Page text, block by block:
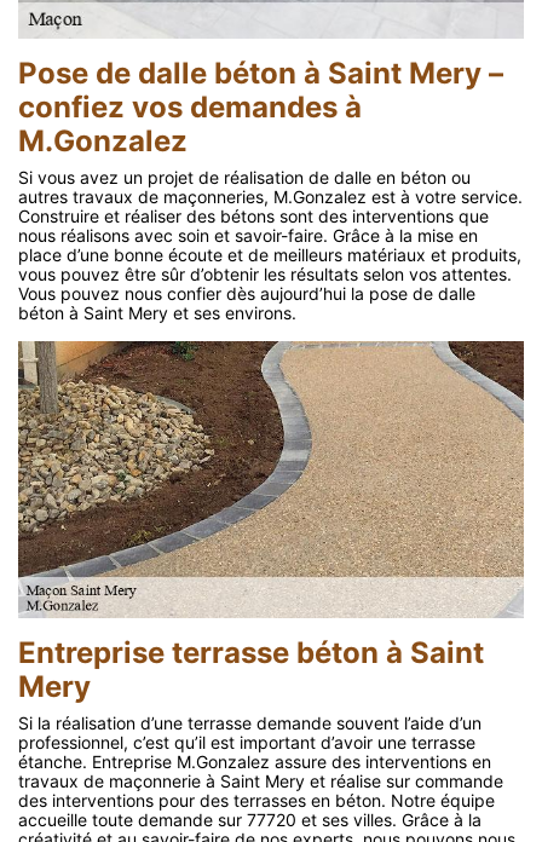
Pose de dalle béton à Saint Mery –
confiez vos demandes à
M.Gonzalez
Si vous avez un projet de réalisation de dalle en béton ou
autres travaux de maçonneries, M.Gonzalez est à votre service.
Construire et réaliser des bétons sont des interventions que
nous réalisons avec soin et savoir-faire. Grâce à la mise en
place d’une bonne écoute et de meilleurs matériaux et produits,
vous pouvez être sûr d’obtenir les résultats selon vos attentes.
Vous pouvez nous confier dès aujourd’hui la pose de dalle
béton à Saint Mery et ses environs.
Entreprise terrasse béton à Saint
Mery
Si la réalisation d’une terrasse demande souvent l’aide d’un
professionnel, c’est qu’il est important d’avoir une terrasse
étanche. Entreprise M.Gonzalez assure des interventions en
travaux de maçonnerie à Saint Mery et réalise sur commande
des interventions pour des terrasses en béton. Notre équipe
accueille toute demande sur 77720 et ses villes. Grâce à la